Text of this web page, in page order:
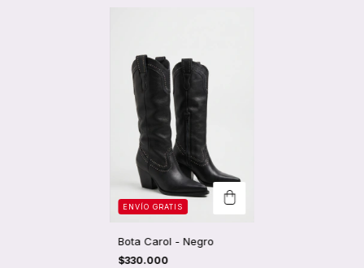
ENVÍO GRATIS
Bota Carol - Negro
$330.000